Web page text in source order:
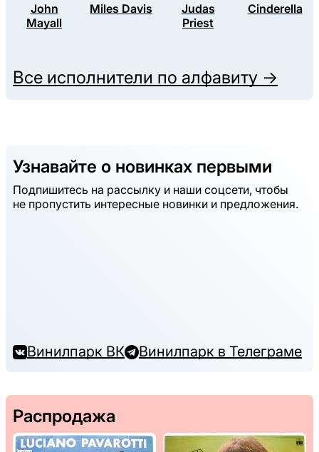
John
Mayall
Miles Davis
Judas
Priest
Cinderella
Все исполнители по алфавиту →
Узнавайте о новинках первыми
Подпишитесь на рассылку и наши соцсети, чтобы
не пропустить интересные новинки и предложения.
Винилпарк ВК Винилпарк в Телеграме
Распродажа